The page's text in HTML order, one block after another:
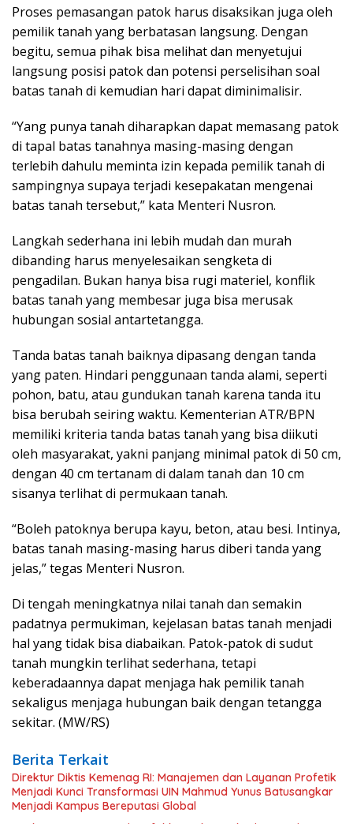
Proses pemasangan patok harus disaksikan juga oleh
pemilik tanah yang berbatasan langsung. Dengan
begitu, semua pihak bisa melihat dan menyetujui
langsung posisi patok dan potensi perselisihan soal
batas tanah di kemudian hari dapat diminimalisir.
“Yang punya tanah diharapkan dapat memasang patok
di tapal batas tanahnya masing-masing dengan
terlebih dahulu meminta izin kepada pemilik tanah di
sampingnya supaya terjadi kesepakatan mengenai
batas tanah tersebut,” kata Menteri Nusron.
Langkah sederhana ini lebih mudah dan murah
dibanding harus menyelesaikan sengketa di
pengadilan. Bukan hanya bisa rugi materiel, konflik
batas tanah yang membesar juga bisa merusak
hubungan sosial antartetangga.
Tanda batas tanah baiknya dipasang dengan tanda
yang paten. Hindari penggunaan tanda alami, seperti
pohon, batu, atau gundukan tanah karena tanda itu
bisa berubah seiring waktu. Kementerian ATR/BPN
memiliki kriteria tanda batas tanah yang bisa diikuti
oleh masyarakat, yakni panjang minimal patok di 50 cm,
dengan 40 cm tertanam di dalam tanah dan 10 cm
sisanya terlihat di permukaan tanah.
“Boleh patoknya berupa kayu, beton, atau besi. Intinya,
batas tanah masing-masing harus diberi tanda yang
jelas,” tegas Menteri Nusron.
Di tengah meningkatnya nilai tanah dan semakin
padatnya permukiman, kejelasan batas tanah menjadi
hal yang tidak bisa diabaikan. Patok-patok di sudut
tanah mungkin terlihat sederhana, tetapi
keberadaannya dapat menjaga hak pemilik tanah
sekaligus menjaga hubungan baik dengan tetangga
sekitar. (MW/RS)
Berita Terkait
Direktur Diktis Kemenag RI: Manajemen dan Layanan Profetik
Menjadi Kunci Transformasi UIN Mahmud Yunus Batusangkar
Menjadi Kampus Bereputasi Global